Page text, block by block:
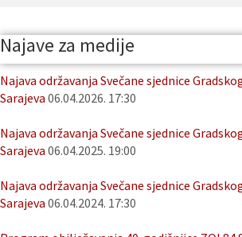
Najave za medije
Najava održavanja Svečane sjednice
Sarajeva 06.04.2026. 17:30
Najava održavanja Svečane sjednice
Sarajeva 06.04.2025. 19:00
Najava održavanja Svečane sjednice
Sarajeva 06.04.2024. 17:30